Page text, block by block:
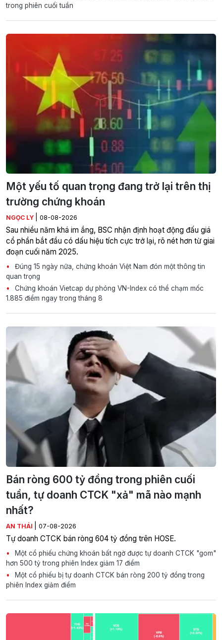
trong phiên cuối tuần
Một yếu tố quan trọng đang trở lại trên thị
trường chứng khoán
NGỌC LY 08-08-2026
Sau nhiều năm khá im ắng, BSC nhận định hoạt động đấu giá
cổ phần bắt đầu có dấu hiệu tích cực trở lại, rõ nét hơn từ giai
đoạn cuối năm 2025.
Đúng 15 ngày nữa, chứng khoán Việt Nam đón một thông tin
quan trọng
Chứng khoán Vietcap dự phóng VN-Index có thể chạm mốc
1.885 điểm ngay trong tháng 8
Bán ròng 600 tỷ đồng trong phiên cuối
tuần, tự doanh CTCK "xả" mã nào mạnh
nhất?
AN THÁI 07-08-2026
Tự doanh CTCK bán ròng 604 tỷ đồng trên HOSE.
Một cổ phiếu chứng khoán bất ngờ được tự doanh CTCK "gom"
hơn 500 tỷ trong phiên Index giảm 17 điểm
Một cổ phiếu bị tự doanh CTCK bán ròng 200 tỷ đồng trong
phiên Index giảm điểm